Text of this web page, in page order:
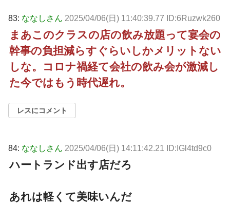
83: ななしさん 2025/04/06(日) 11:40:39.77 ID:6Ruzwk260
まあこのクラスの店の飲み放題って宴会の
幹事の負担減らすぐらいしかメリットない
しな。コロナ禍経て会社の飲み会が激減し
た今ではもう時代遅れ。
レスにコメント
84: ななしさん 2025/04/06(日) 14:11:42.21 ID:IGl4td9c0
ハートランド出す店だろ
あれは軽くて美味いんだ